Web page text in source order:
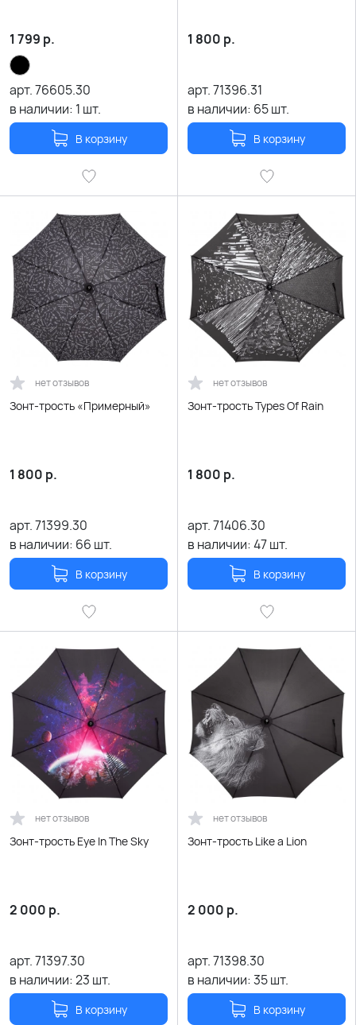
1 799 р.
арт.76605.30
в наличии: 1 шт.
В корзину
1 800 р.
арт.71396.31
в наличии: 65шт.
В корзину
нет отзывов
Зонт-трость «Примерный»
1 800 р.
арт.71399.30
в наличии: 66 шт.
В корзину
нет отзывов
Зонт-трость Types Of Rain
1 800 р.
арт.71406.30
в наличии:47шт.
В корзину
нет отзывов
Зонт-трость Eye In The Sky
2 000 р.
арт.71397.30
в наличии:23 шт.
В корзину
нет отзывов
Зонт-трость Like a Lion
2 000 р.
арт.71398.30
в наличии:35шт.
В корзину